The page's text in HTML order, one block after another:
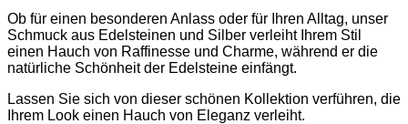
Ob für einen besonderen Anlass oder für Ihren Alltag, unser
Schmuck aus Edelsteinen und Silber verleiht Ihrem Stil
einen Hauch von Raffinesse und Charme, während er die
natürliche Schönheit der Edelsteine einfängt.
Lassen Sie sich von dieser schönen Kollektion verführen, die
Ihrem Look einen Hauch von Eleganz verleiht.